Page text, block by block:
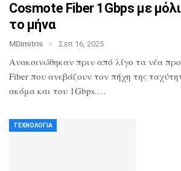
Cosmote Fiber 1Gbps με
το μήνα
MDimitris Σεπ 16, 2025
Ανακοινώθηκαν πριν από λίγο τα νέα
Fiber που ανεβάζουν τον πήχη της
ακόμα και του 1Gbps.…
ΤΕΧΝΟΛΟΓΊΑ